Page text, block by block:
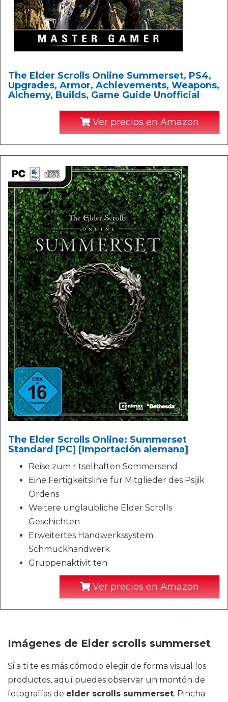
The Elder Scrolls Online Summerset, PS4,
Upgrades, Armor, Achievements, Weapons,
Alchemy, Builds, Game Guide Unofficial
Ver precios en Amazon
The Elder Scrolls Online: Summerset
Standard [PC] [Importación alemana]
Reise zum r tselhaften Sommersend
Eine Fertigkeitslinie für Mitglieder des Psijik
Ordens
Weitere unglaubliche Elder Scrolls
Geschichten
Erweitertes Handwerkssystem
Schmuckhandwerk
Gruppenaktivit ten
Ver precios en Amazon
Imágenes de Elder scrolls summerset
Si a ti te es más cómodo elegir de forma visual los
productos, aquí puedes observar un montón de
fotografías de elder scrolls summerset. Pincha